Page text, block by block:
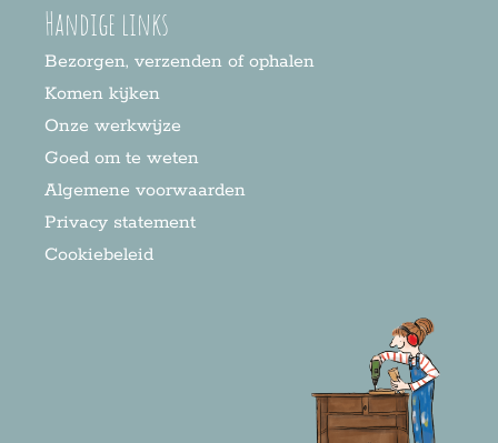
Handige links
Bezorgen, verzenden of ophalen
Komen kijken
Onze werkwijze
Goed om te weten
Algemene voorwaarden
Privacy statement
Cookiebeleid